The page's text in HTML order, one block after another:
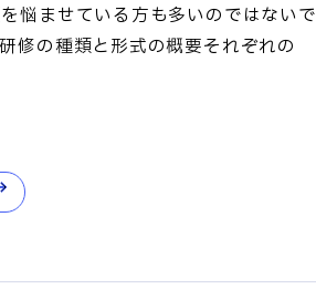
悩ませている方も多いのではないで
修の種類と形式の概要それぞれの